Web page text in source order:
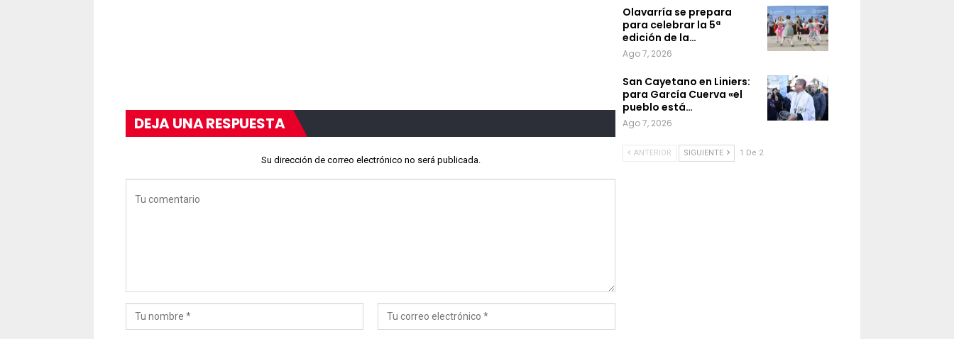
DEJA UNA RESPUESTA
Su dirección de correo electrónico no será publicada.
Olavarría se prepara
para celebrar la 5ª
edición de la…
Ago 7, 2026
San Cayetano en Liniers:
para García Cuerva «el
pueblo está…
Ago 7, 2026
ANTERIOR SIGUIENTE 1 De 2